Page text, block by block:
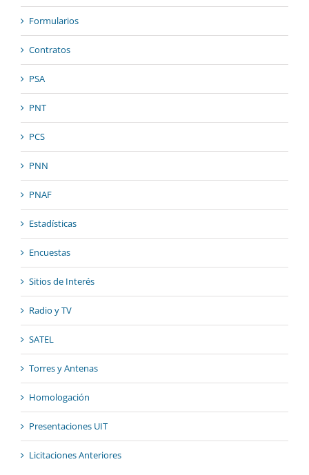
Formularios
Contratos
PSA
PNT
PCS
PNN
PNAF
Estadísticas
Encuestas
Sitios de Interés
Radio y TV
SATEL
Torres y Antenas
Homologación
Presentaciones UIT
Licitaciones Anteriores